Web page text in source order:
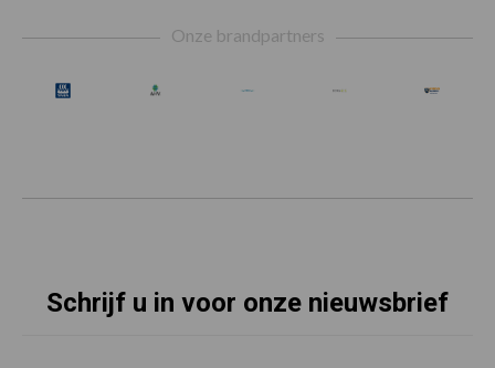
Onze brandpartners
Schrijf u in voor onze nieuwsbrief